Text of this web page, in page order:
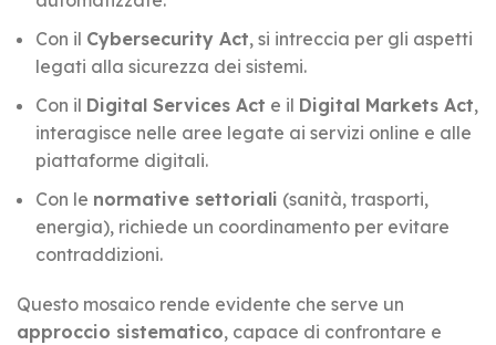
Con il Cybersecurity Act, si intreccia per gli aspetti
legati alla sicurezza dei sistemi.
Con il Digital Services Act e il Digital Markets Act,
interagisce nelle aree legate ai servizi online e alle
piattaforme digitali.
Con le normative settoriali (sanità, trasporti,
energia), richiede un coordinamento per evitare
contraddizioni.
Questo mosaico rende evidente che serve un
approccio sistematico, capace di confrontare e